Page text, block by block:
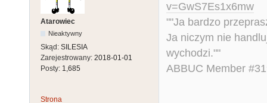
Atarowiec
Nieaktywny
Skąd: SILESIA
Zarejestrowany: 2018-01-01
Posty: 1,685
v=GwS7Es1x6mw
""Ja bardzo
Ja niczym nie
wychodzi.""
ABBUC Member
Strona